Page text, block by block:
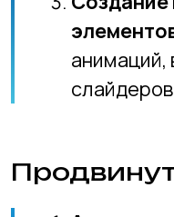
веб-сайта в
хостинга и
Мини-